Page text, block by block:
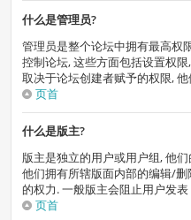
什么是管理员?
管理员是整个论坛中拥有最高权
控制论坛, 这些方面包括设置权
取决于论坛创建者赋予的权限,
页首
什么是版主?
版主是独立的用户或用户组, 他
他们拥有所辖版面内部的编辑/
的权力. 一般版主会阻止用户发表
页首